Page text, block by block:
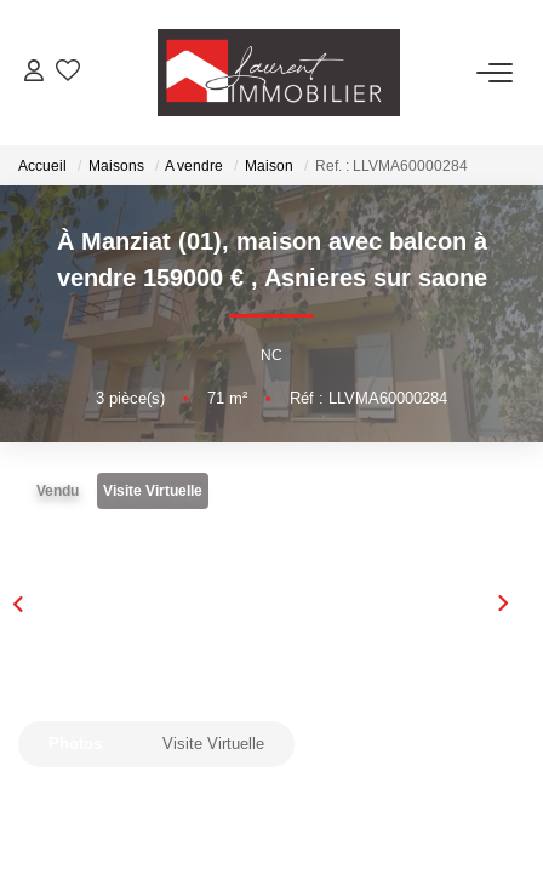
ACHETER
LOUER
ESTIMER
FAIRE GÉRER
NOS AGENCES
Laurent Immobilier Tournus
Laurent Immobilier Pont De Vaux
Accueil Maisons A vendre Maison Ref. : LLVMA60000284
À Manziat (01), maison avec balcon à
vendre 159000 €, Asnieres sur saone
NC
3 pièce(s) • 71 m² • Réf : LLVMA60000284
Vendu Visite Virtuelle
Visite Virtuelle